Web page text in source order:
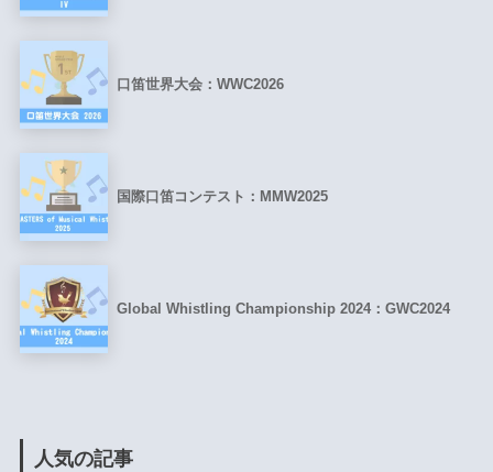
口笛世界大会：WWC2026
国際口笛コンテスト：MMW2025
Global Whistling Championship 2024：GWC2024
人気の記事